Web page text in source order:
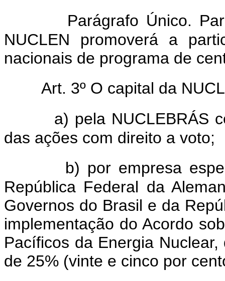
Parágrafo Único.
NUCLEN promoverá a
nacionais de programa de
Art. 3º O capital da
a) pela NUCLEBRÁS
das ações com direito a voto;
b) por empresa
República Federal da
Governos do Brasil e da
implementação do Acordo
Pacíficos da Energia
de 25% (vinte e cinco por